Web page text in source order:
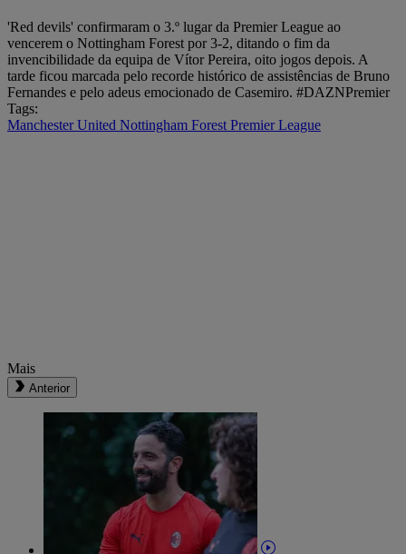
'Red devils' confirmaram o 3.º lugar da Premier League ao
vencerem o Nottingham Forest por 3-2, ditando o fim da
invencibilidade da equipa de Vítor Pereira, oito jogos depois. A
tarde ficou marcada pelo recorde histórico de assistências de Bruno
Fernandes e pelo adeus emocionado de Casemiro. #DAZNPremier
Tags:
Manchester United Nottingham Forest Premier League
Mais
Anterior